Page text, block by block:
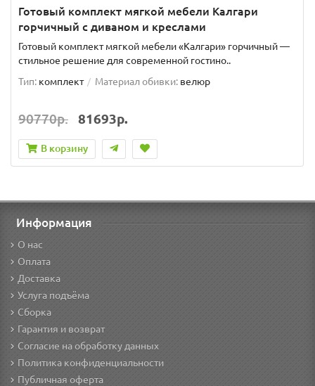
Готовый комплект мягкой мебели Калгари
горчичный с диваном и креслами
Готовый комплект мягкой мебели «Калгари» горчичный —
стильное решение для современной гостино..
Тип: комплект Материал обивки: велюр
90770р. 81693р.
В корзину
Информация
О нас
Оплата
Доставка
Услуга подъёма
Сборка
Гарантия и возврат
Согласие на обработку данных
Политика конфиденциальности
Публичная оферта